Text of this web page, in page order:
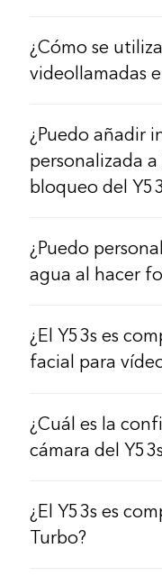
¿Cómo se
videollamadas
¿Puedo añadir
personalizada
bloqueo del
¿Puedo
agua al hacer
¿El Y53s es
facial para
¿Cuál es la
cámara del
¿El Y53s es
Turbo?